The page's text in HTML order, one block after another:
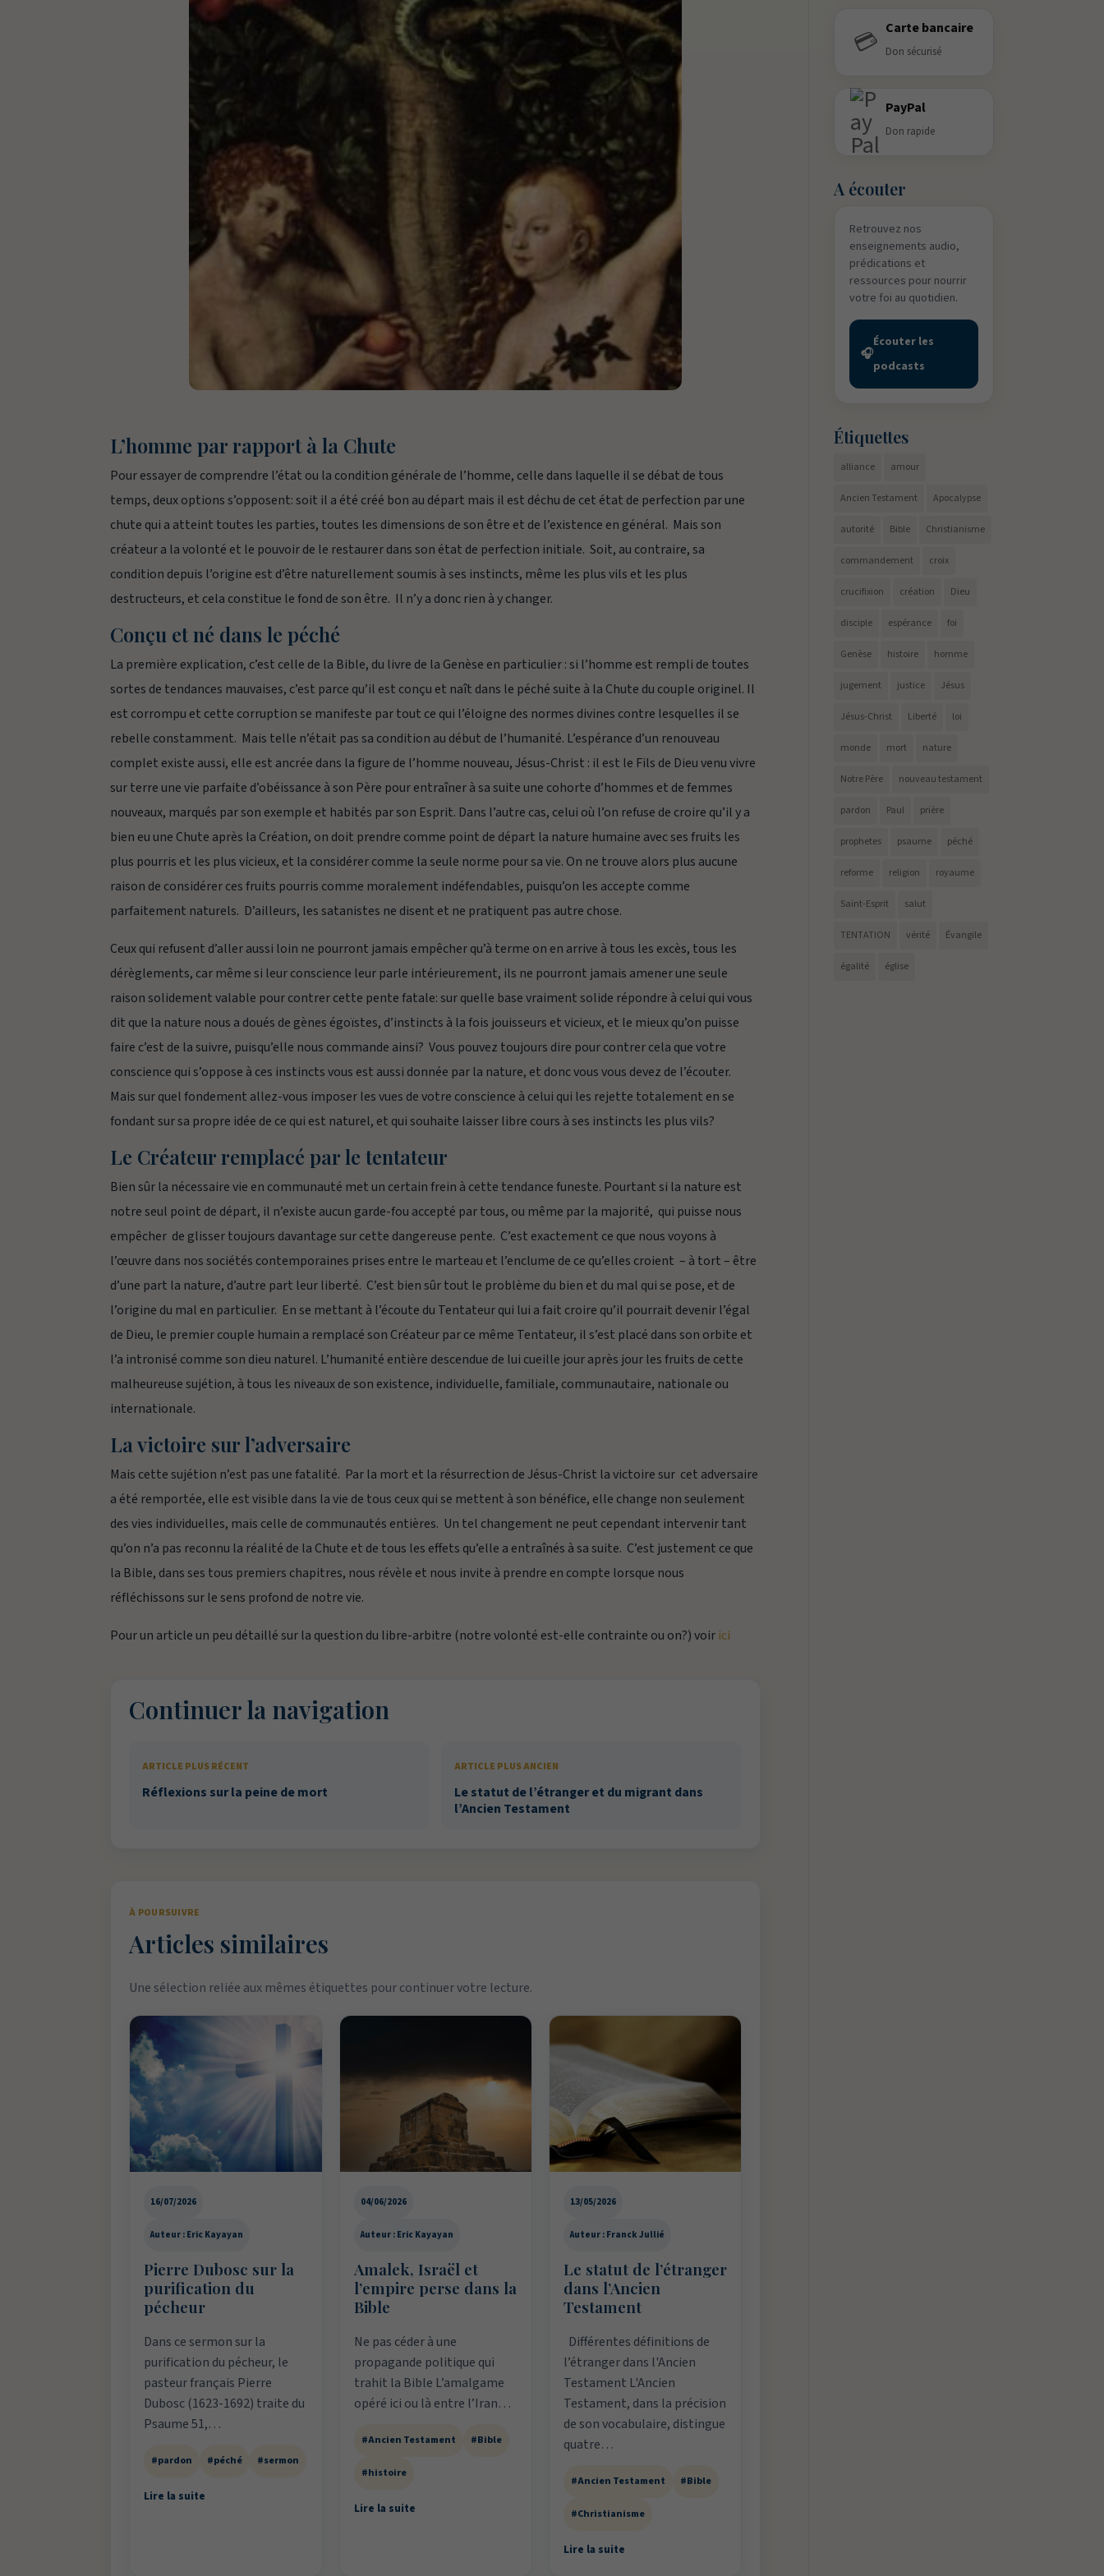
L’homme par rapport à la Chute
Pour essayer de comprendre l’état ou la condition générale de l’homme, celle dans laquelle il se débat de tous
temps, deux options s’opposent: soit il a été créé bon au départ mais il est déchu de cet état de perfection par une
chute qui a atteint toutes les parties, toutes les dimensions de son être et de l’existence en général. Mais son
créateur a la volonté et le pouvoir de le restaurer dans son état de perfection initiale. Soit, au contraire, sa
condition depuis l’origine est d’être naturellement soumis à ses instincts, même les plus vils et les plus
destructeurs, et cela constitue le fond de son être. Il n’y a donc rien à y changer.
Conçu et né dans le péché
La première explication, c’est celle de la Bible, du livre de la Genèse en particulier : si l’homme est rempli de toutes
sortes de tendances mauvaises, c’est parce qu’il est conçu et naît dans le péché suite à la Chute du couple originel. Il
est corrompu et cette corruption se manifeste par tout ce qui l’éloigne des normes divines contre lesquelles il se
rebelle constamment. Mais telle n’était pas sa condition au début de l’humanité. L’espérance d’un renouveau
complet existe aussi, elle est ancrée dans la figure de l’homme nouveau, Jésus-Christ : il est le Fils de Dieu venu vivre
sur terre une vie parfaite d’obéissance à son Père pour entraîner à sa suite une cohorte d’hommes et de femmes
nouveaux, marqués par son exemple et habités par son Esprit. Dans l’autre cas, celui où l’on refuse de croire qu’il y a
bien eu une Chute après la Création, on doit prendre comme point de départ la nature humaine avec ses fruits les
plus pourris et les plus vicieux, et la considérer comme la seule norme pour sa vie. On ne trouve alors plus aucune
raison de considérer ces fruits pourris comme moralement indéfendables, puisqu’on les accepte comme
parfaitement naturels. D’ailleurs, les satanistes ne disent et ne pratiquent pas autre chose.
Ceux qui refusent d’aller aussi loin ne pourront jamais empêcher qu’à terme on en arrive à tous les excès, tous les
dérèglements, car même si leur conscience leur parle intérieurement, ils ne pourront jamais amener une seule
raison solidement valable pour contrer cette pente fatale: sur quelle base vraiment solide répondre à celui qui vous
dit que la nature nous a doués de gènes égoïstes, d’instincts à la fois jouisseurs et vicieux, et le mieux qu’on puisse
faire c’est de la suivre, puisqu’elle nous commande ainsi? Vous pouvez toujours dire pour contrer cela que votre
conscience qui s’oppose à ces instincts vous est aussi donnée par la nature, et donc vous vous devez de l’écouter.
Mais sur quel fondement allez-vous imposer les vues de votre conscience à celui qui les rejette totalement en se
fondant sur sa propre idée de ce qui est naturel, et qui souhaite laisser libre cours à ses instincts les plus vils?
Le Créateur remplacé par le tentateur
Bien sûr la nécessaire vie en communauté met un certain frein à cette tendance funeste. Pourtant si la nature est
notre seul point de départ, il n’existe aucun garde-fou accepté par tous, ou même par la majorité, qui puisse nous
empêcher de glisser toujours davantage sur cette dangereuse pente. C’est exactement ce que nous voyons à
l’œuvre dans nos sociétés contemporaines prises entre le marteau et l’enclume de ce qu’elles croient – à tort – être
d’une part la nature, d’autre part leur liberté. C’est bien sûr tout le problème du bien et du mal qui se pose, et de
l’origine du mal en particulier. En se mettant à l’écoute du Tentateur qui lui a fait croire qu’il pourrait devenir l’égal
de Dieu, le premier couple humain a remplacé son Créateur par ce même Tentateur, il s’est placé dans son orbite et
l’a intronisé comme son dieu naturel. L’humanité entière descendue de lui cueille jour après jour les fruits de cette
malheureuse sujétion, à tous les niveaux de son existence, individuelle, familiale, communautaire, nationale ou
internationale.
La victoire sur l’adversaire
Mais cette sujétion n’est pas une fatalité. Par la mort et la résurrection de Jésus-Christ la victoire sur cet adversaire
a été remportée, elle est visible dans la vie de tous ceux qui se mettent à son bénéfice, elle change non seulement
des vies individuelles, mais celle de communautés entières. Un tel changement ne peut cependant intervenir tant
qu’on n’a pas reconnu la réalité de la Chute et de tous les effets qu’elle a entraînés à sa suite. C’est justement ce que
la Bible, dans ses tous premiers chapitres, nous révèle et nous invite à prendre en compte lorsque nous
réfléchissons sur le sens profond de notre vie.
Pour un article un peu détaillé sur la question du libre-arbitre (notre volonté est-elle contrainte ou on?) voir ici
Continuer la navigation
ARTICLE PLUS RÉCENT
Réflexions sur la peine de mort
ARTICLE PLUS ANCIEN
Le statut de l’étranger et du migrant dans
l’Ancien Testament
À POURSUIVRE
Articles similaires
Une sélection reliée aux mêmes étiquettes pour continuer votre lecture.
16/07/2026
Auteur : Eric Kayayan
Pierre Dubosc sur la
purification du
pécheur
Dans ce sermon sur la
purification du pécheur, le
pasteur français Pierre
Dubosc (1623-1692) traite du
Psaume 51,…
#pardon #péché #sermon
Lire la suite
04/06/2026
Auteur : Eric Kayayan
Amalek, Israël et
l’empire perse dans la
Bible
Ne pas céder à une
propagande politique qui
trahit la Bible L’amalgame
opéré ici ou là entre l’Iran…
#Ancien Testament #Bible
#histoire
Lire la suite
13/05/2026
Auteur : Franck Jullié
Le statut de l’étranger
dans l’Ancien
Testament
Différentes définitions de
l’étranger dans l'Ancien
Testament L'Ancien
Testament, dans la précision
de son vocabulaire, distingue
quatre…
#Ancien Testament #Bible
#Christianisme
Lire la suite
💳 Carte bancaire
Don sécurisé
PayPal
Don rapide
A écouter
Retrouvez nos
enseignements audio,
prédications et
ressources pour nourrir
votre foi au quotidien.
🎧
Écouter les
podcasts
Étiquettes
alliance amour
Ancien Testament Apocalypse
autorité Bible Christianisme
commandement croix
crucifixion création Dieu
disciple espérance foi
Genèse histoire homme
jugement justice Jésus
Jésus-Christ Liberté loi
monde mort nature
Notre Père nouveau testament
pardon Paul prière
prophetes psaume péché
reforme religion royaume
Saint-Esprit salut
TENTATION vérité Évangile
égalité église